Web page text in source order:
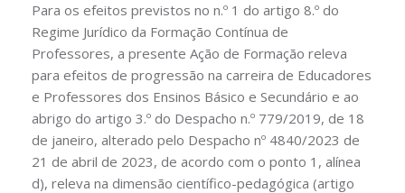
Para os efeitos previstos no n.º 1 do artigo 8.º do
Regime Jurídico da Formação Contínua de
Professores, a presente Ação de Formação releva
para efeitos de progressão na carreira de Educadores
e Professores dos Ensinos Básico e Secundário e ao
abrigo do artigo 3.º do Despacho n.º 779/2019, de 18
de janeiro, alterado pelo Despacho nº 4840/2023 de
21 de abril de 2023, de acordo com o ponto 1, alínea
d), releva na dimensão científico-pedagógica (artigo